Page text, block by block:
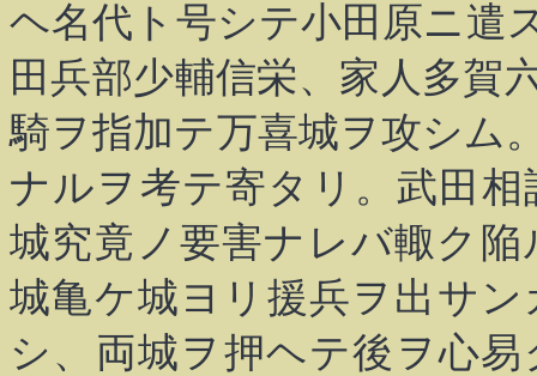
ヘ名代ト号シテ小田原ニ遣
田兵部少輔信栄、家人多賀
騎ヲ指加テ万喜城ヲ攻シム
ナルヲ考テ寄タリ。武田
城究竟ノ要害ナレバ輙ク
城亀ケ城ヨリ援兵ヲ出サ
シ、両城ヲ押ヘテ後ヲ心